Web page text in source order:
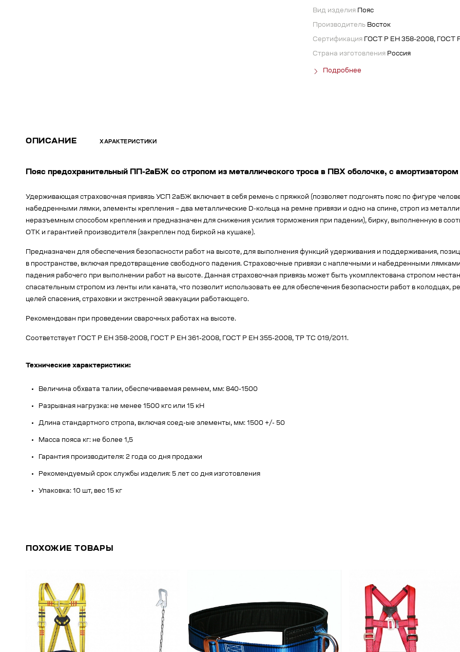
Вид изделия Пояс
Производитель Восток
Сертификация ГОСТ Р ЕН 358-2008, ГОСТ
Страна изготовления Россия
Подробнее
ОПИСАНИЕ ХАРАКТЕРИСТИКИ
Пояс предохранительный ПП-2аБЖ со стропом из металлического троса в ПВХ оболочке, с амортизатором
Удерживающая страховочная привязь УСП 2аБЖ включает в себя ремень с пряжкой (позволяет подгонять пояс по фигуре
набедренными лямки, элементы крепления – два металлические D-кольца на ремне привязи и одно на спине, строп из
неразъемным способом крепления и предназначен для снижения усилия торможения при падении), бирку, выполненную в
ОТК и гарантией производителя (закреплен под биркой на кушаке).
Предназначен для обеспечения безопасности работ на высоте, для выполнения функций удерживания и поддерживания,
в пространстве, включая предотвращение свободного падения. Страховочные привязи с наплечными и набедренными
падения рабочего при выполнении работ на высоте. Данная страховочная привязь может быть укомплектована стропом
спасательным стропом из ленты или каната, что позволит использовать ее для обеспечения безопасности работ в колодцах,
целей спасения, страховки и экстренной эвакуации работающего.
Рекомендован при проведении сварочных работах на высоте.
Соответствует ГОСТ Р ЕН 358-2008, ГОСТ Р ЕН 361-2008, ГОСТ Р ЕН 355-2008, ТР ТС 019/2011.
Технические характеристики:
Величина обхвата талии, обеспечиваемая ремнем, мм: 840-1500
Разрывная нагрузка: не менее 1500 кгс или 15 кН
Длина стандартного стропа, включая соед-ые элементы, мм: 1500 +/- 50
Масса пояса кг: не более 1,5
Гарантия производителя: 2 года со дня продажи
Рекомендуемый срок службы изделия: 5 лет со дня изготовления
Упаковка: 10 шт, вес 15 кг
ПОХОЖИЕ ТОВАРЫ